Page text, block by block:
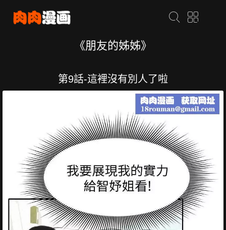
《朋友的姊姊》
第9話-這裡沒有別人了啦